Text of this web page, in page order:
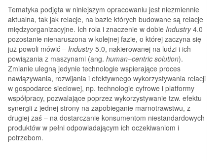
Tematyka podjęta w niniejszym opracowaniu jest niezmiennie
aktualna, tak jak relacje, na bazie których budowane są relacje
międzyorganizacyjne. Ich rola i znaczenie w dobie Industry4.0
pozostanie nienaruszona w kolejnej fazie, o której zaczyna się
już powoli mówić – Industry5.0, nakierowanej na ludzi i ich
powiązania z maszynami (ang. human–centric solution).
Zmianie ulegną jedynie technologie wspierające proces
nawiązywania, rozwijania i efektywnego wykorzystywania relacji
w gospodarce sieciowej, np. technologie cyfrowe i platformy
współpracy, pozwalające poprzez wykorzystywanie tzw. efektu
synergii z jednej strony na zapobieganie marnotrawstwu, z
drugiej zaś – na dostarczanie konsumentom niestandardowych
produktów w pełni odpowiadającym ich oczekiwaniom i
potrzebom.